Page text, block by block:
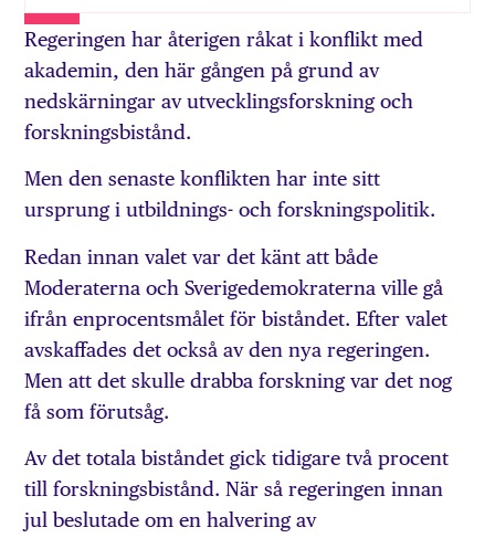
Regeringen har återigen råkat i konflikt med
akademin, den här gången på grund av
nedskärningar av utvecklingsforskning och
forskningsbistånd.
Men den senaste konflikten har inte sitt
ursprung i utbildnings- och forskningspolitik.
Redan innan valet var det känt att både
Moderaterna och Sverigedemokraterna ville gå
ifrån enprocentsmålet för biståndet. Efter valet
avskaffades det också av den nya regeringen.
Men att det skulle drabba forskning var det nog
få som förutsåg.
Av det totala biståndet gick tidigare två procent
till forskningsbistånd. När så regeringen innan
jul beslutade om en halvering av